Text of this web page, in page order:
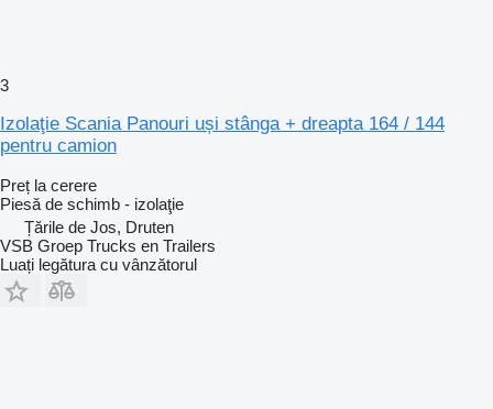
3
Izolaţie Scania Panouri uși stânga + dreapta 164 / 144
pentru camion
Preț la cerere
Piesă de schimb - izolaţie
Țările de Jos, Druten
VSB Groep Trucks en Trailers
Luați legătura cu vânzătorul